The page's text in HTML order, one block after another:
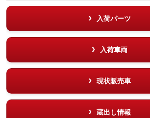
入荷パーツ
入荷車両
現状販売車
蔵出し情報